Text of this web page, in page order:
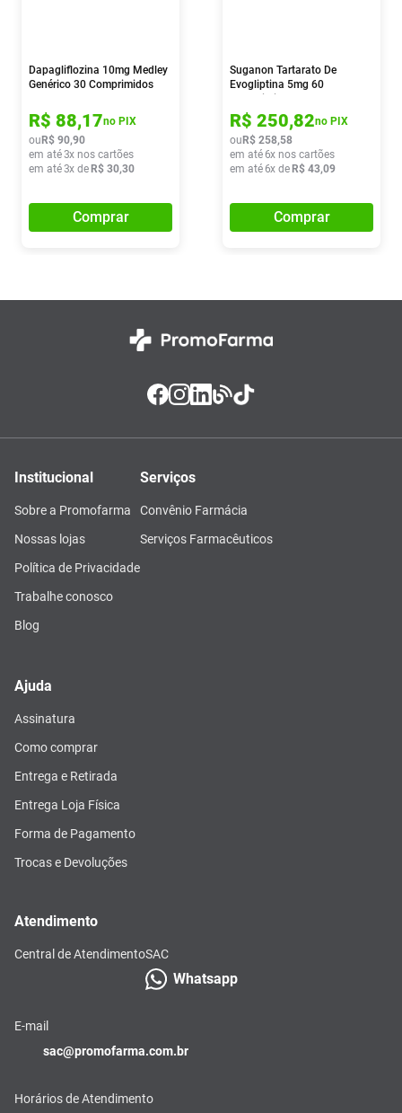
Dapagliflozina 10mg Medley
Genérico 30 Comprimidos
R$ 88,17no PIX
ou R$ 90,90
em até3x nos cartões
em até3x de R$ 30,30
Comprar
Suganon Tartarato De
Evogliptina 5mg 60
R$ 250,82no PIX
ou R$ 258,58
em até6x nos cartões
em até6x de R$ 43,09
Comprar
Institucional
Sobre a Promofarma
Nossas lojas
Política de Privacidade
Trabalhe conosco
Blog
Serviços
Convênio Farmácia
Serviços Farmacêuticos
Ajuda
Assinatura
Como comprar
Entrega e Retirada
Entrega Loja Física
Forma de Pagamento
Trocas e Devoluções
Atendimento
Central de AtendimentoSAC
Whatsapp
E-mail
sac@promofarma.com.br
Horários de Atendimento